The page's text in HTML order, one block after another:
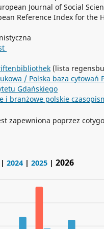
Journal of Social
Reference Index for the
(lista
/ Polska baza cytowań
Gdańskiego
i branżowe polskie
zapewniona poprzez